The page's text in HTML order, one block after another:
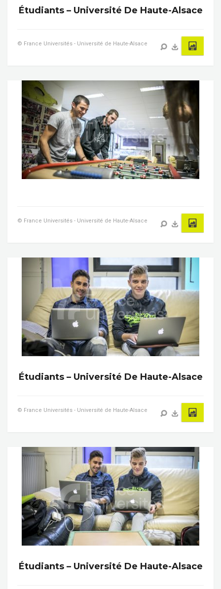
Étudiants – Université De Haute-Alsace
© France Universités - Université de Haute-Alsace
© France Universités - Université de Haute-Alsace
Étudiants – Université De Haute-Alsace
© France Universités - Université de Haute-Alsace
Étudiants – Université De Haute-Alsace